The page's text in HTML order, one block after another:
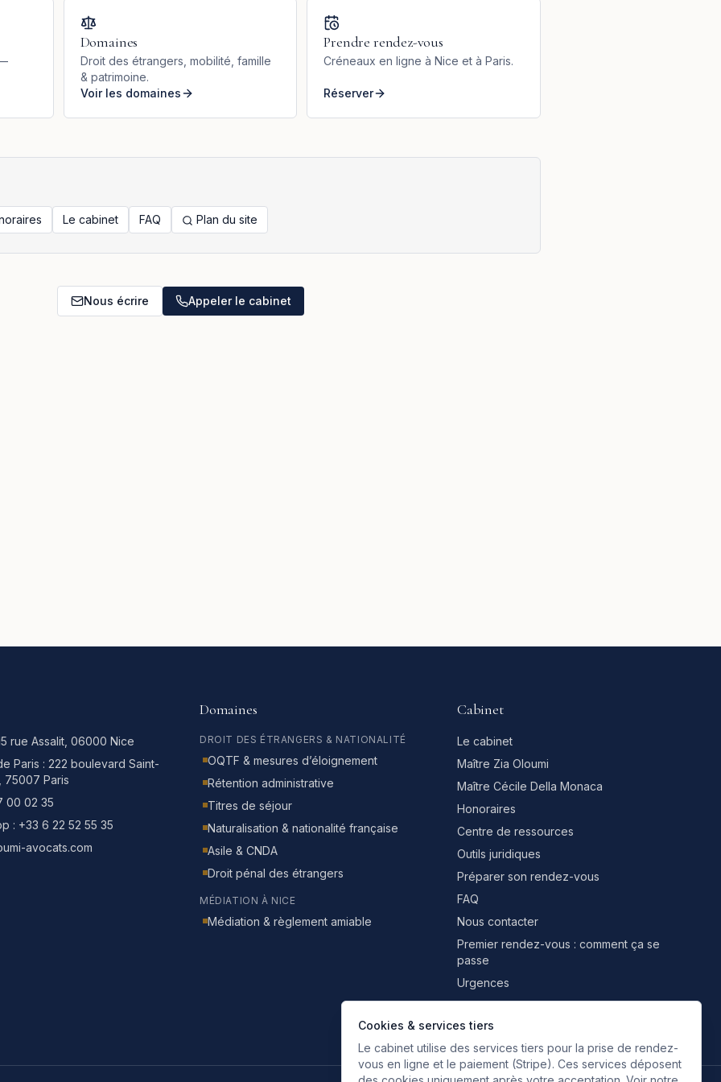
Cookies & services tiers
Le cabinet utilise des services tiers pour la prise de rendez-
vous en ligne et le paiement (Stripe). Ces services déposent
Domaines
Droit des étrangers, mobilité, famille
& patrimoine.
Voir les domaines
Prendre rendez-vous
Créneaux en ligne à Nice et à Paris.
Réserver
Le cabinet FAQ Plan du site
Nous écrire Appeler le cabinet
rue Assalit, 06000 Nice
Paris : 222 boulevard Saint-
75007 Paris
00 02 35
: +33 6 22 52 55 35
avocats.com
Domaines
DROIT DES ÉTRANGERS & NATIONALITÉ
OQTF & mesures d’éloignement
Rétention administrative
Titres de séjour
Naturalisation & nationalité française
Asile & CNDA
Droit pénal des étrangers
MÉDIATION À NICE
Médiation & règlement amiable
Cabinet
Le cabinet
Maître Zia Oloumi
Maître Cécile Della Monaca
Honoraires
Centre de ressources
Outils juridiques
Préparer son rendez-vous
FAQ
Nous contacter
Premier rendez-vous : comment ça se
passe
Urgences
Professionnels & partenaires